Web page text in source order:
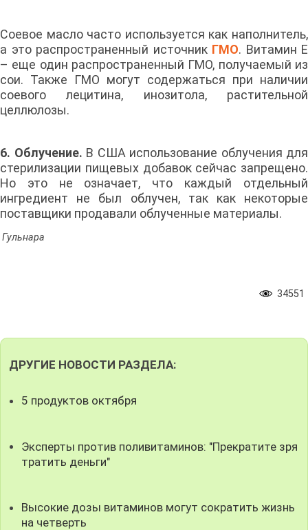
Соевое масло часто используется как наполнитель,
а это распространенный источник ГМО. Витамин Е
– еще один распространенный ГМО, получаемый из
сои. Также ГМО могут содержаться при наличии
соевого лецитина, инозитола, растительной
целлюлозы.
6. Облучение. В США использование облучения для
стерилизации пищевых добавок сейчас запрещено.
Но это не означает, что каждый отдельный
ингредиент не был облучен, так как некоторые
поставщики продавали облученные материалы.
Гульнара
34551
ДРУГИЕ НОВОСТИ РАЗДЕЛА:
5 продуктов октября
Эксперты против поливитаминов: "Прекратите зря
тратить деньги"
Высокие дозы витаминов могут сократить жизнь
на четверть